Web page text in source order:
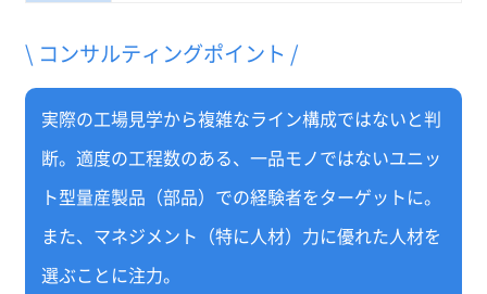
\ コンサルティングポイント /
実際の工場見学から複雑なライン構成ではないと判
断。適度の工程数のある、一品モノではないユニッ
ト型量産製品（部品）での経験者をターゲットに。
また、マネジメント（特に人材）力に優れた人材を
選ぶことに注力。